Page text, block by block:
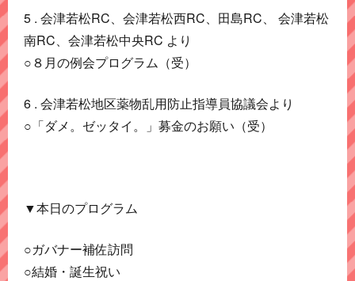
5 . 会津若松RC、会津若松西RC、田島RC、 会津若松
南RC、会津若松中央RC より
○８月の例会プログラム（受）
6 . 会津若松地区薬物乱用防止指導員協議会より
○「ダメ。ゼッタイ。」募金のお願い（受）
▼本日のプログラム
○ガバナー補佐訪問
○結婚・誕生祝い